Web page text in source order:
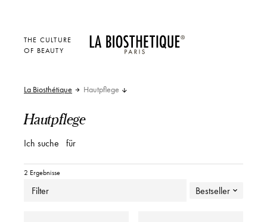
THE CULTURE
OF BEAUTY
La Biosthétique Hautpflege
Hautpflege
Ich suche für
2 Ergebnisse
Filter Bestseller